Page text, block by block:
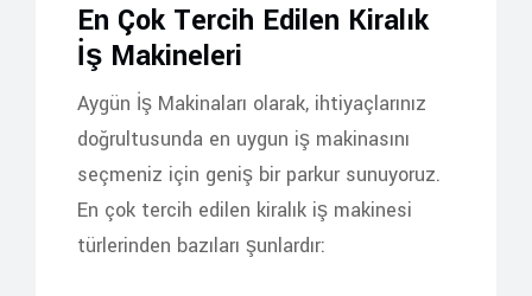
En Çok Tercih Edilen Kiralık
İş Makineleri
Aygün İş Makinaları olarak, ihtiyaçlarınız
doğrultusunda en uygun iş makinasını
seçmeniz için geniş bir parkur sunuyoruz.
En çok tercih edilen kiralık iş makinesi
türlerinden bazıları şunlardır: